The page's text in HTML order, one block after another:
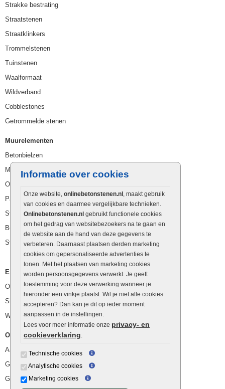
Informatie over cookies
Onze website, onlinebetonstenen.nl , maakt gebruik
van cookies en daarmee vergelijkbare technieken.
Onlinebetonstenen.nl gebruikt functionele cookies
om het gedrag van websitebezoekers na te gaan en
de website aan de hand van deze gegevens te
verbeteren. Daarnaast plaatsen derden marketing
cookies om gepersonaliseerde advertenties te
tonen. Met het plaatsen van marketing cookies
worden persoonsgegevens verwerkt. Je geeft
toestemming voor deze verwerking wanneer je
hieronder een vinkje plaatst. Wil je niet alle cookies
accepteren? Dan kan je dit op ieder moment
aanpassen in de instellingen.
Lees voor meer informatie onze privacy- en
cookieverklaring
Technische cookies
Analytische cookies
Marketing cookies
Strakke bestrating
Straatstenen
Straatklinkers
Trommelstenen
Tuinstenen
Waalformaat
Wildverband
Cobblestones
Getrommelde stenen
Muurelementen
Betonbielzen
Muurstenen
Opsluitbanden
Palissaden
Stapelblokken
Betonblokken
Stapelstenen
Extra benodigdheden
Ophoogzand
Siergrind en siersplit
Waterafvoer
Overig
Aanbiedingen
Goedkope bestrating
Goedkope tuintegels